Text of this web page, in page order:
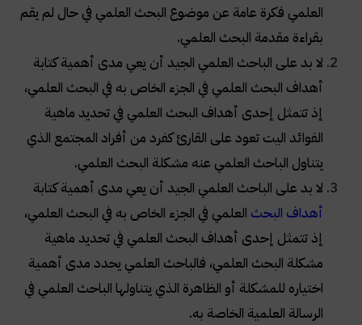
العلمي فكرة عامة عن موضوع البحث العلمي في حال لم يقم
بقراءة مقدمة البحث العلمي.
لا بد على الباحث العلمي الجيد أن يعي مدى أهمية كتابة
أهداف البحث العلمي في الجزء الخاص به في البحث العلمي،
إذ تتمثل إحدى أهداف البحث العلمي في تحديد ماهية
الفوائد اليت تعود على القارئ كفرد من أفراد المجتمع الذي
يتناول الباحث العلمي عنه مشكلة البحث العلمي.
لا بد على الباحث العلمي الجيد أن يعي مدى أهمية كتابة
أهداف البحث العلمي في الجزء الخاص به في البحث العلمي،
إذ تتمثل إحدى أهداف البحث العلمي في تحديد ماهية
مشكلة البحث العلمي، فالباحث العلمي يحدد مدى أهمية
اختياره للمشكلة أو الظاهرة الذي يتناولها الباحث العلمي في
الرسالة العلمية الخاصة به.